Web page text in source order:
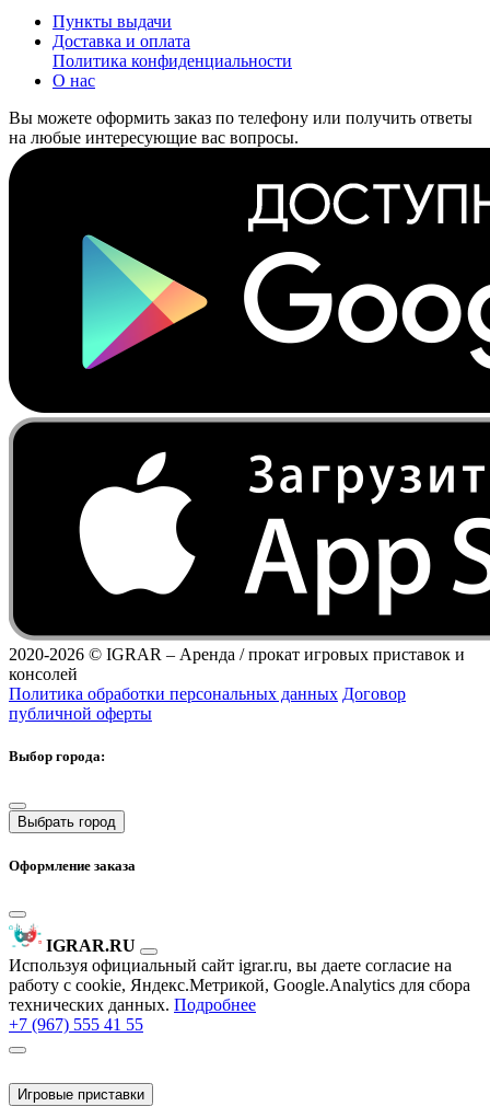
Пункты выдачи
Доставка и оплата
Политика конфиденциальности
О нас
Вы можете оформить заказ по телефону или получить ответы
на любые интересующие вас вопросы.
2020-2026 © IGRAR – Аренда / прокат игровых приставок и
консолей
Политика обработки персональных данных Договор
публичной оферты
Выбор города:
Выбрать город
Оформление заказа
IGRAR.RU
Используя официальный сайт igrar.ru, вы даете согласие на
работу с cookie, Яндекс.Метрикой, Google.Analytics для сбора
технических данных. Подробнее
+7 (967) 555 41 55
Игровые приставки